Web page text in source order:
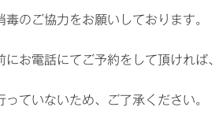
のご協力をお願いしております。
お電話にてご予約をして頂ければ
ていないため、ご了承ください。